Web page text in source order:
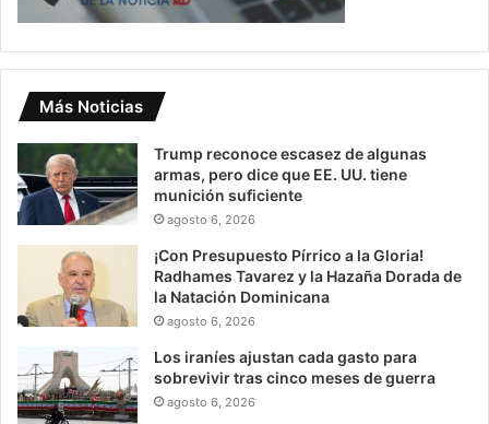
Más Noticias
Trump reconoce escasez de algunas
armas, pero dice que EE. UU. tiene
munición suficiente
agosto 6, 2026
¡Con Presupuesto Pírrico a la Gloria!
Radhames Tavarez y la Hazaña Dorada de
la Natación Dominicana
agosto 6, 2026
Los iraníes ajustan cada gasto para
sobrevivir tras cinco meses de guerra
agosto 6, 2026